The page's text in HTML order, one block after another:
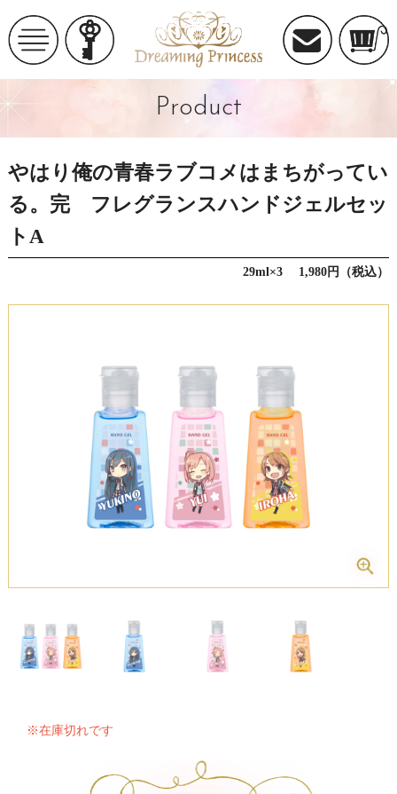
Product
やはり俺の青春ラブコメはまちがってい
る。完 フレグランスハンドジェルセッ
トA
29ml×3 1,980円（税込）
※在庫切れです